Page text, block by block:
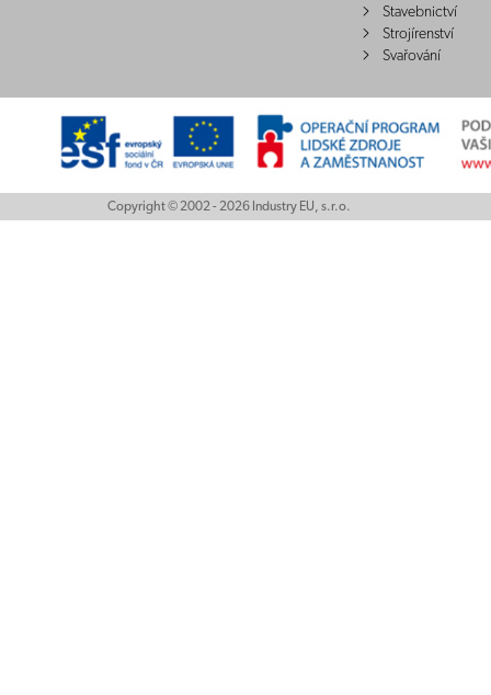
Stavebnictví
Strojírenství
Svařování
Copyright © 2002 - 2026 Industry EU, s.r.o.